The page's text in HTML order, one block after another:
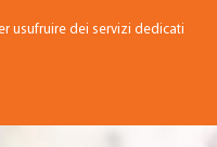
usufruire dei servizi dedicati